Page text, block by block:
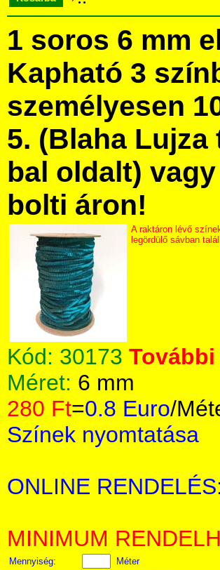
1 soros 6 mm
Kapható 3
személyesen
5. (Blaha
bal oldalt)
bolti áron!
A raktáron lévő
legördülő sávban
Kód: 30173
Méret: 6 mm
280 Ft=0.8 Euro/
Színek nyomtatása
ONLINE RENDELÉS:
MINIMUM
Mennyiség:
Méter